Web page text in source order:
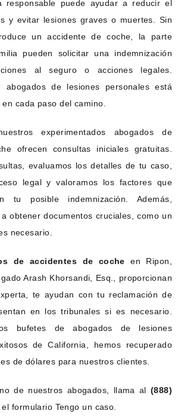
responsable puede ayudar a reducir el
y evitar lesiones graves o muertes. Sin
un accidente de coche, la parte
pueden solicitar una indemnización
al seguro o acciones legales.
abogados de lesiones personales está
cada paso del camino.
experimentados abogados de
ofrecen consultas iniciales gratuitas.
evaluamos los detalles de tu caso,
legal y valoramos los factores que
tu posible indemnización. Además,
obtener documentos cruciales, como un
necesario.
de accidentes de coche en Ripon,
Arash Khorsandi, Esq., proporcionan
te ayudan con tu reclamación de
en los tribunales si es necesario.
bufetes de abogados de lesiones
de California, hemos recuperado
de dólares para nuestros clientes.
de nuestros abogados, llama al (888)
formulario Tengo un caso.